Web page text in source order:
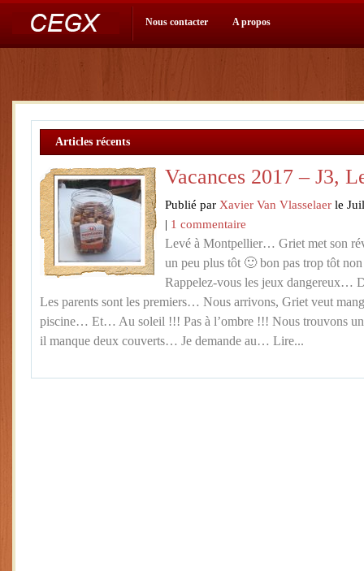
Nous contacter A propos
Articles récents
Vacances 2017 – J3,
Publié par Xavier Van Vlasselaer le
| 1 commentaire
Levé à Montpellier… Griet met son
un peu plus tôt 🙂 bon pas trop tôt
Rappelez-vous les jeux dangereux…
Les parents sont les premiers… Nous arrivons, Griet veut
piscine… Et… Au soleil !!! Pas à l’ombre !!! Nous trouvons
il manque deux couverts… Je demande au… Lire...